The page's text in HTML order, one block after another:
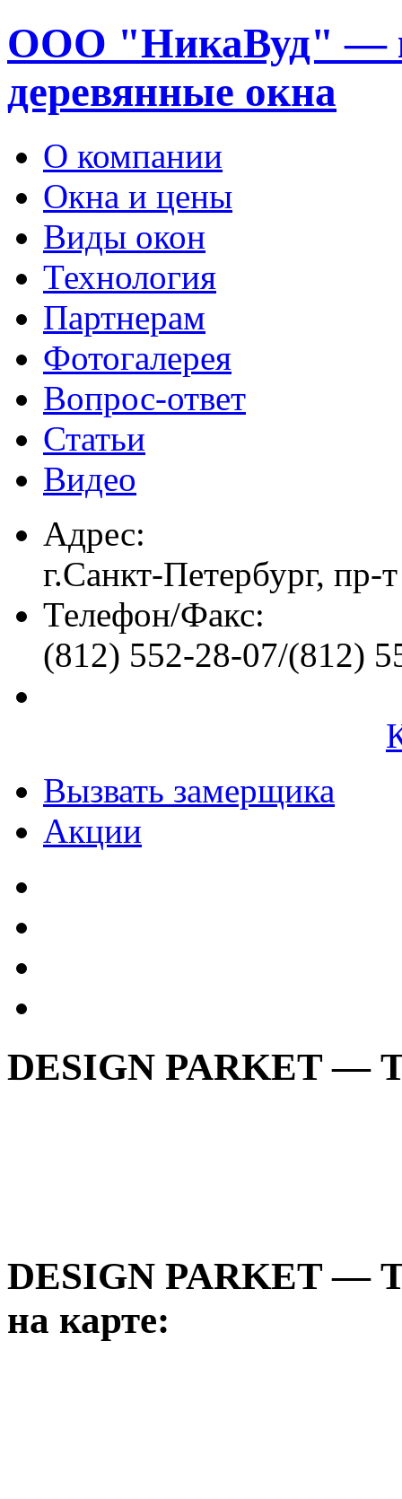
ООО "НикаВуд" —
деревянные окна
О компании
Окна и цены
Виды окон
Технология
Партнерам
Фотогалерея
Вопрос-ответ
Статьи
Видео
Адрес:
г.Санкт-Петербург, пр-
Телефон/Факс:
(812) 552-28-07/(812)
Вызвать замерщика
Акции
DESIGN PARKET
DESIGN PARKET
на карте: